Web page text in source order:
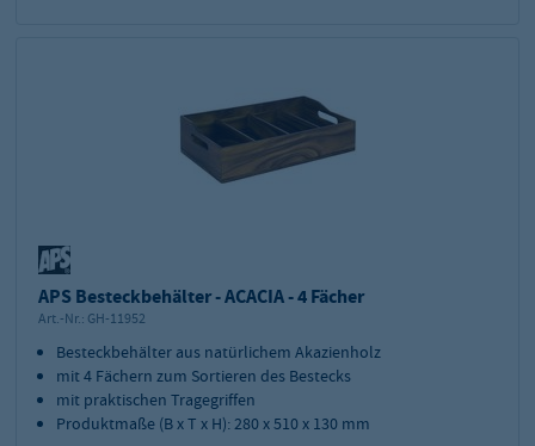
APS Besteckbehälter - ACACIA - 4 Fächer
Art.-Nr.: GH-11952
Besteckbehälter aus natürlichem Akazienholz
mit 4 Fächern zum Sortieren des Bestecks
mit praktischen Tragegriffen
Produktmaße (B x T x H): 280 x 510 x 130 mm